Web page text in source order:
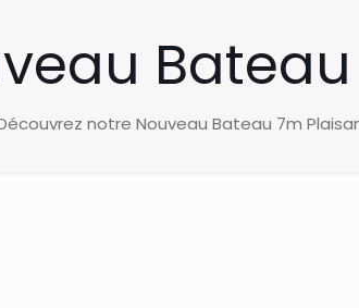
notre Nouveau Bateau 7m